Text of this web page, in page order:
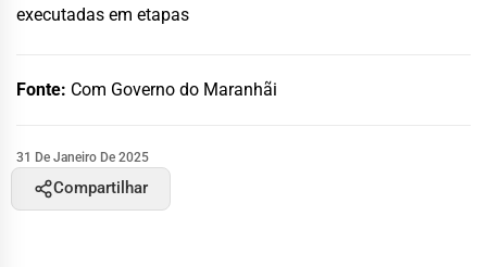
executadas em etapas
Fonte: Com Governo do Maranhãi
31 De Janeiro De 2025
Compartilhar